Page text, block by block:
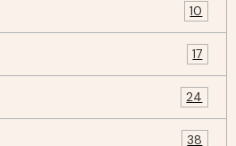
10
17
24
38